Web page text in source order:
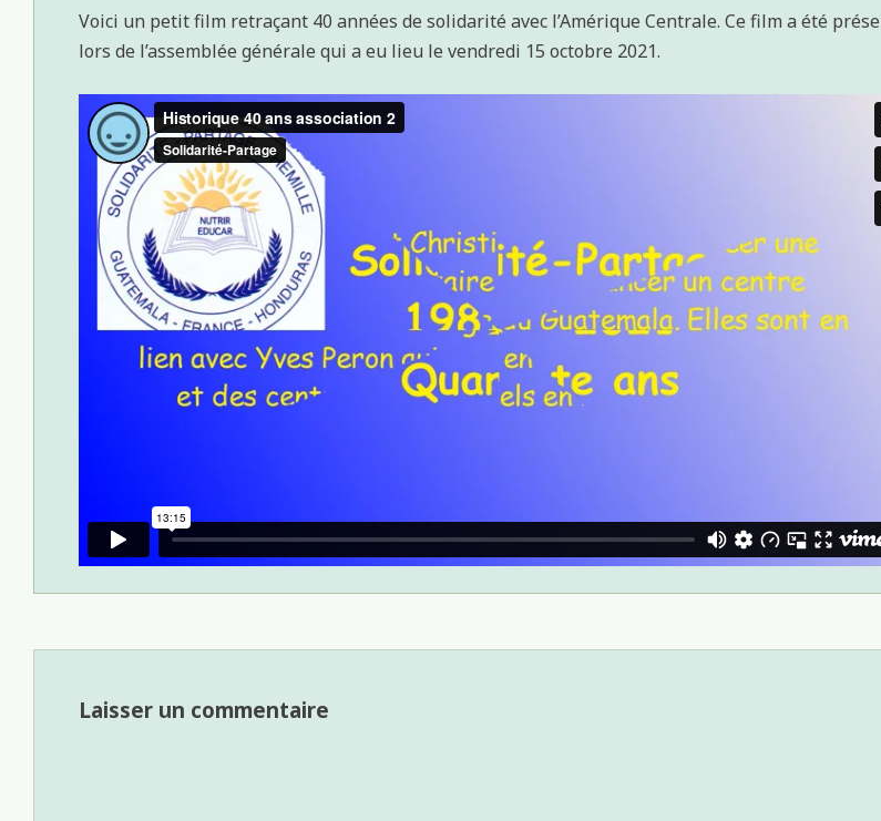
Voici un petit film retraçant 40 années de solidarité avec l’Amérique Centrale. Ce film a été
lors de l’assemblée générale qui a eu lieu le vendredi 15 octobre 2021.
Laisser un commentaire